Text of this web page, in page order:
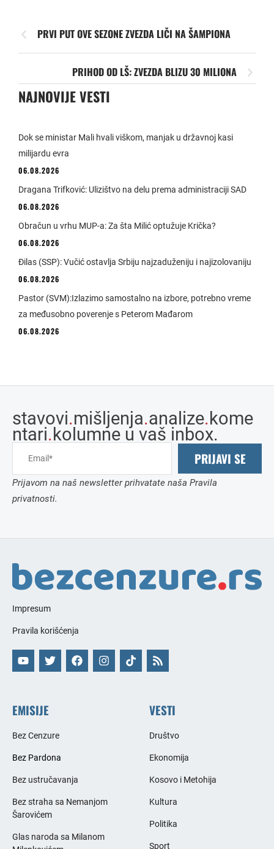
PRVI PUT OVE SEZONE ZVEZDA LIČI NA ŠAMPIONA
PRIHOD OD LŠ: ZVEZDA BLIZU 30 MILIONA
NAJNOVIJE VESTI
Dok se ministar Mali hvali viškom, manjak u državnoj kasi
milijardu evra
06.08.2026
Dragana Trifković: Ulizištvo na delu prema administraciji SAD
06.08.2026
Obračun u vrhu MUP-a: Za šta Milić optužuje Krička?
06.08.2026
Đilas (SSP): Vučić ostavlja Srbiju najzaduženiju i najizolovaniju
06.08.2026
Pastor (SVM):Izlazimo samostalno na izbore, potrebno vreme
za međusobno poverenje s Peterom Mađarom
06.08.2026
stavovi.mišljenja.analize.kome
ntari.kolumne u vaš inbox.
PRIJAVI SE
Prijavom na naš newsletter prihvatate naša Pravila
privatnosti.
Impresum
Pravila korišćenja
EMISIJE
Bez Cenzure
Bez Pardona
Bez ustručavanja
Bez straha sa Nemanjom
Šarovićem
Glas naroda sa Milanom
VESTI
Društvo
Ekonomija
Kosovo i Metohija
Kultura
Politika
Sport